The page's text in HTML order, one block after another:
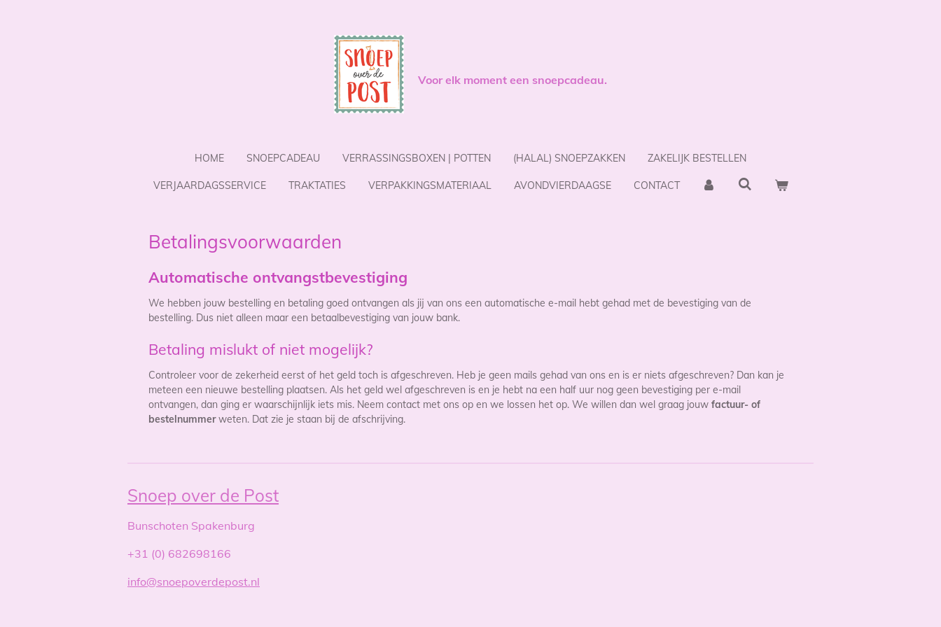
Voor elk moment een snoepcadeau.
HOME SNOEPCADEAU VERRASSINGSBOXEN | POTTEN (HALAL) SNOEPZAKKEN ZAKELIJK BESTELLEN
VERJAARDAGSSERVICE TRAKTATIES VERPAKKINGSMATERIAAL AVONDVIERDAAGSE CONTACT
Betalingsvoorwaarden
Automatische ontvangstbevestiging
We hebben jouw bestelling en betaling goed ontvangen als jij van ons een automatische e-mail hebt gehad met de bevestiging van de
bestelling. Dus niet alleen maar een betaalbevestiging van jouw bank.
Betaling mislukt of niet mogelijk?
Controleer voor de zekerheid eerst of het geld toch is afgeschreven. Heb je geen mails gehad van ons en is er niets afgeschreven? Dan kan je
meteen een nieuwe bestelling plaatsen. Als het geld wel afgeschreven is en je hebt na een half uur nog geen bevestiging per e-mail
ontvangen, dan ging er waarschijnlijk iets mis. Neem contact met ons op en we lossen het op. We willen dan wel graag jouw factuur- of
bestelnummerweten. Dat zie je staan bij de afschrijving.
Snoep over de Post
Bunschoten Spakenburg
+31 (0) 682698166
info@snoepoverdepost.nl